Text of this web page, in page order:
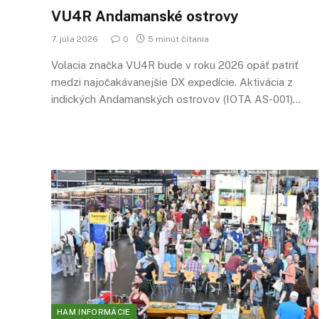
VU4R Andamanské ostrovy
7. júla 2026 0 5 minút čítania
Volacia značka VU4R bude v roku 2026 opäť patriť
medzi najočakávanejšie DX expedície. Aktivácia z
indických Andamanských ostrovov (IOTA AS-001)…
HAM INFORMÁCIE